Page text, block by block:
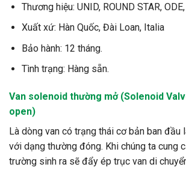
Thương hiệu: UNID, ROUND STAR,
Xuất xứ: Hàn Quốc, Đài Loan, Italia
Bảo hành: 12 tháng.
Tình trạng: Hàng sẵn.
Van solenoid thường mở (Solenoid
open)
Là dòng van có trạng thái cơ bản ban đầu
với dạng thường đóng. Khi chúng ta cung
trường sinh ra sẽ đẩy ép trục van di